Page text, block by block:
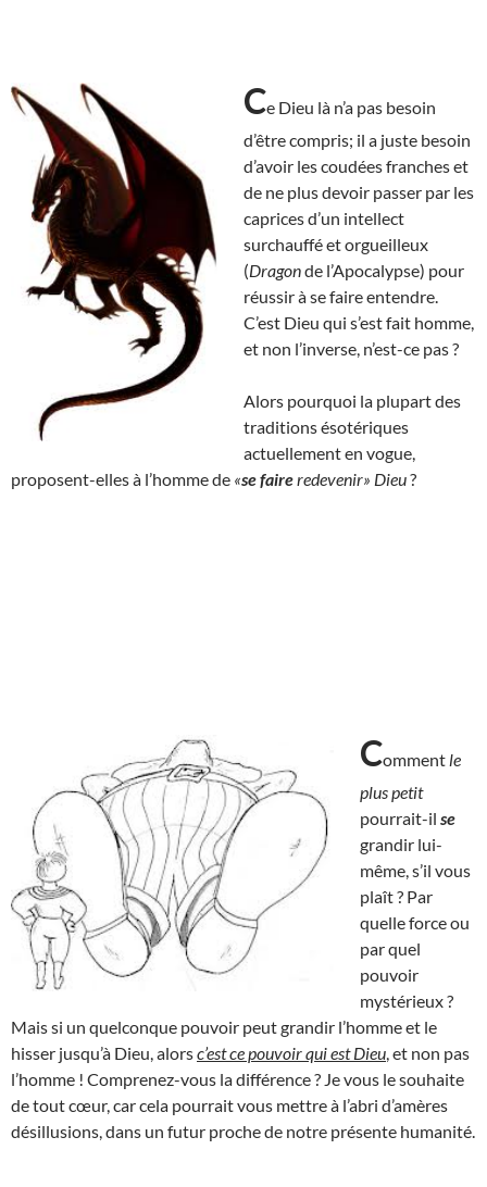
Ce Dieu là n’a pas besoin
d’être compris; il a juste besoin
d’avoir les coudées franches et
de ne plus devoir passer par les
caprices d’un intellect
surchauffé et orgueilleux
(Dragonde l’Apocalypse) pour
réussir à se faire entendre.
C’est Dieu qui s’est fait homme,
et non l’inverse, n’est-ce pas ?
Alors pourquoi la plupart des
traditions ésotériques
actuellement en vogue,
proposent-elles à l’homme de «se faireredevenir» Dieu?
Comment le
plus petit
pourrait-il se
grandir lui-
même, s’il vous
plaît ? Par
quelle force ou
par quel
pouvoir
mystérieux ?
Mais si un quelconque pouvoir peut grandir l’homme et le
hisser jusqu’à Dieu, alorsc’est ce pouvoir qui est Dieu , et non pas
l’homme ! Comprenez-vous la différence ? Je vous le souhaite
de tout cœur, car cela pourrait vous mettre à l’abri d’amères
désillusions, dans un futur proche de notre présente humanité.